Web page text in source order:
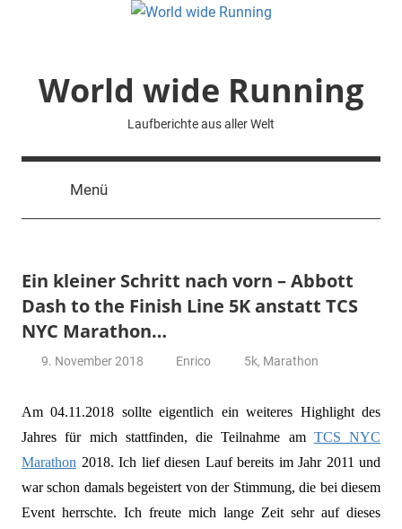
World wide Running
Laufberichte aus aller Welt
Menü
Ein kleiner Schritt nach vorn – Abbott
Dash to the Finish Line 5K anstatt TCS
NYC Marathon…
9. November 2018 Enrico 5k, Marathon
Am 04.11.2018 sollte eigentlich ein weiteres Highlight des
Jahres für mich stattfinden, die Teilnahme am TCS NYC
Marathon 2018. Ich lief diesen Lauf bereits im Jahr 2011 und
war schon damals begeistert von der Stimmung, die bei diesem
Event herrschte. Ich freute mich lange Zeit sehr auf dieses